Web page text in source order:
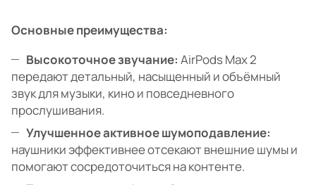
Основные преимущества:
Высокоточное звучание: AirPods Max 2
передают детальный, насыщенный и объёмный
звук для музыки, кино и повседневного
прослушивания.
Улучшенное активное шумоподавление:
наушники эффективнее отсекают внешние шумы и
помогают сосредоточиться на контенте.